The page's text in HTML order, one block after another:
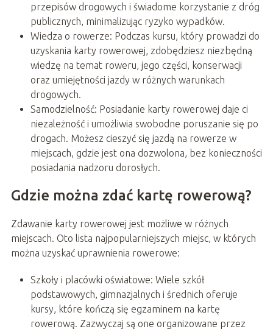
przepisów drogowych i świadome korzystanie z dróg
publicznych, minimalizując ryzyko wypadków.
Wiedza o rowerze: Podczas kursu, który prowadzi do
uzyskania karty rowerowej, zdobędziesz niezbędną
wiedzę na temat roweru, jego części, konserwacji
oraz umiejętności jazdy w różnych warunkach
drogowych.
Samodzielność: Posiadanie karty rowerowej daje ci
niezależność i umożliwia swobodne poruszanie się po
drogach. Możesz cieszyć się jazdą na rowerze w
miejscach, gdzie jest ona dozwolona, bez konieczności
posiadania nadzoru dorosłych.
Gdzie można zdać kartę rowerową?
Zdawanie karty rowerowej jest możliwe w różnych
miejscach. Oto lista najpopularniejszych miejsc, w których
można uzyskać uprawnienia rowerowe:
Szkoły i placówki oświatowe: Wiele szkół
podstawowych, gimnazjalnych i średnich oferuje
kursy, które kończą się egzaminem na kartę
rowerową. Zazwyczaj są one organizowane przez